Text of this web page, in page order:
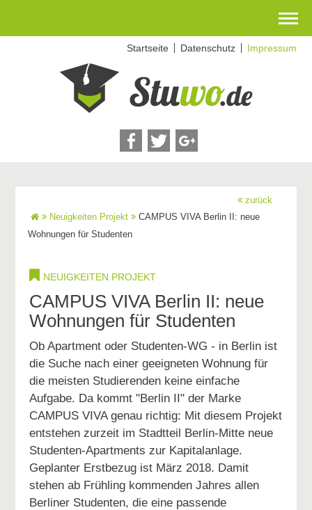
Zum
Startseite Datenschutz Impressum
Neuigkeiten Projekt
CAMPUS VIVA Berlin II: neue
Wohnungen für Studenten
zurück
NEUIGKEITEN PROJEKT
CAMPUS VIVA Berlin II: neue
Wohnungen für Studenten
Ob Apartment oder Studenten-WG - in Berlin ist
die Suche nach einer geeigneten Wohnung für
die meisten Studierenden keine einfache
Aufgabe. Da kommt "Berlin II" der Marke
CAMPUS VIVA genau richtig: Mit diesem Projekt
entstehen zurzeit im Stadtteil Berlin-Mitte neue
Studenten-Apartments zur Kapitalanlage.
Geplanter Erstbezug ist März 2018. Damit
stehen ab Frühling kommenden Jahres allen
Berliner Studenten, die eine passende